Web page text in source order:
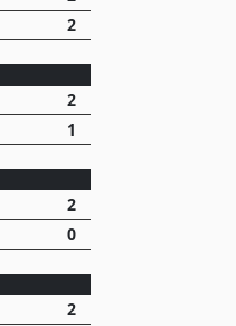
2
2
1
2
0
2